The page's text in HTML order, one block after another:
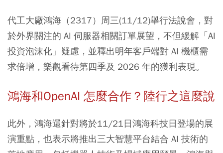
代工大廠鴻海（2317）周三(11/12)舉行法說會，對
於外界關注的 AI 伺服器相關訂單展望，不但緩解「AI
投資泡沫化」疑慮，並釋出明年客戶端對 AI 機櫃需
求倍增，樂觀看待第四季及 2026 年的獲利表現。
鴻海和OpenAI 怎麼合作？陸行之這麼說
此外，鴻海還針對將於11/21日鴻海科技日登場的展
演重點，也表示將推出三大智慧平台結合 AI 技術的